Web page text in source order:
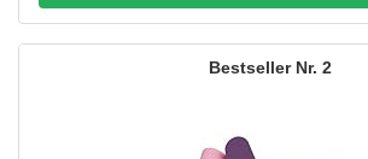
2